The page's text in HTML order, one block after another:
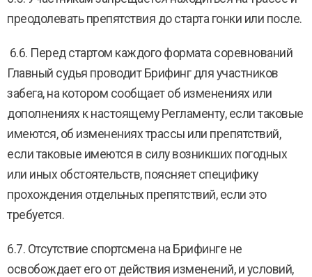
преодолевать препятствия до старта гонки или после.
6.6. Перед стартом каждого формата соревнований
Главный судья проводит Брифинг для участников
забега, на котором сообщает об изменениях или
дополнениях к настоящему Регламенту, если таковые
имеются, об изменениях трассы или препятствий,
если таковые имеются в силу возникших погодных
или иных обстоятельств, поясняет специфику
прохождения отдельных препятствий, если это
требуется.
6.7. Отсутствие спортсмена на Брифинге не
освобождает его от действия изменений, и условий,